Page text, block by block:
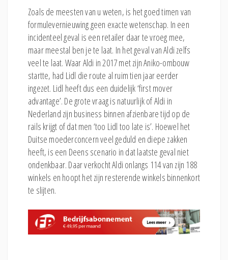
Zoals de meesten van u weten, is het goed timen van
formulevernieuwing geen exacte wetenschap. In een
incidenteel geval is een retailer daar te vroeg mee,
maar meestal ben je te laat. In het geval van Aldi zelfs
veel te laat. Waar Aldi in 2017 met zijn Aniko-ombouw
startte, had Lidl die route al ruim tien jaar eerder
ingezet. Lidl heeft dus een duidelijk ‘first mover
advantage’. De grote vraag is natuurlijk of Aldi in
Nederland zijn business binnen afzienbare tijd op de
rails krijgt of dat men ‘too Lidl too late is’. Hoewel het
Duitse moederconcern veel geduld en diepe zakken
heeft, is een Deens scenario in dat laatste geval niet
ondenkbaar. Daar verkocht Aldi onlangs 114 van zijn 188
winkels en hoopt het zijn resterende winkels binnenkort
te slijten.